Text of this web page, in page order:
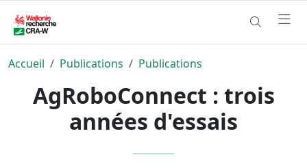
Accueil Publications Publications
AgRoboConnect : trois
années d'essais